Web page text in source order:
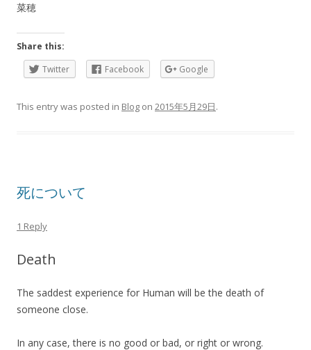
菜穂
Share this:
Twitter
Facebook Google
This entry was posted in Blog on 2015年5月29日.
死について
1 Reply
Death
The saddest experience for Human will be the death of
someone close.
In any case, there is no good or bad, or right or wrong.